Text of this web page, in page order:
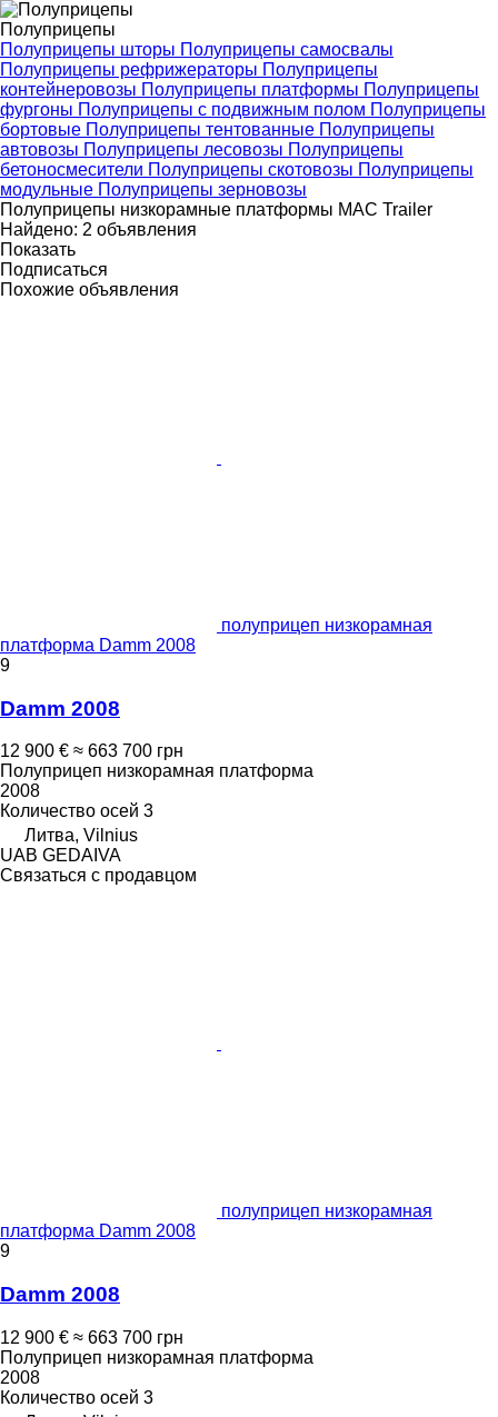
Полуприцепы
Полуприцепы шторы Полуприцепы самосвалы
Полуприцепы рефрижераторы Полуприцепы
контейнеровозы Полуприцепы платформы Полуприцепы
фургоны Полуприцепы с подвижным полом Полуприцепы
бортовые Полуприцепы тентованные Полуприцепы
автовозы Полуприцепы лесовозы Полуприцепы
бетоносмесители Полуприцепы скотовозы Полуприцепы
модульные Полуприцепы зерновозы
Полуприцепы низкорамные платформы MAC Trailer
Найдено: 2 объявления
Показать
Подписаться
Похожие объявления
полуприцеп низкорамная
платформа Damm 2008
9
Damm 2008
12 900 € ≈ 663 700 грн
Полуприцеп низкорамная платформа
2008
Количество осей 3
Литва, Vilnius
UAB GEDAIVA
Связаться с продавцом
полуприцеп низкорамная
платформа Damm 2008
9
Damm 2008
12 900 € ≈ 663 700 грн
Полуприцеп низкорамная платформа
2008
Количество осей 3